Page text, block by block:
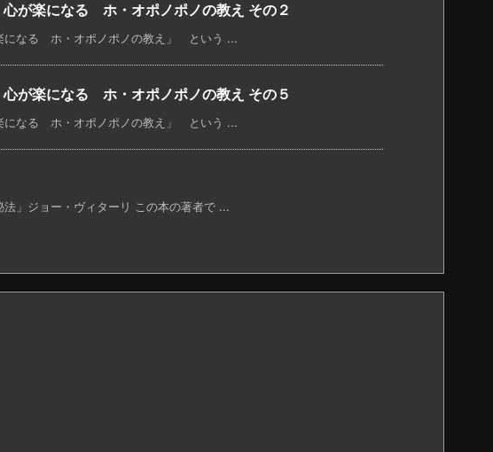
が楽になる ホ・オポノポノの教え その２
になる ホ・オポノポノの教え」 という ...
が楽になる ホ・オポノポノの教え その５
になる ホ・オポノポノの教え」 という ...
」ジョー・ヴィターリ この本の著者で ...